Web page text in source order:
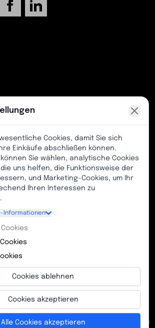
Los Chopos Allee, ohne
Algorta, Bizkaia (Baskenland)
219 185
Zeiten:
9:00 bis 13:00 Uhr (GMT+1)
Rechte
Datenschutzrichtlinie
|Geschäftsbedingungen
Cookies, damit Sie sich
Einkäufe abschließen können.
Sie wählen, analytische Cookies
uns helfen, die Funktionsweise der
und Marketing-Cookies, um Ihr
Ihren Interessen zu
Informationen
Cookies ablehnen
Cookies akzeptieren
Alle Cookies akzeptieren